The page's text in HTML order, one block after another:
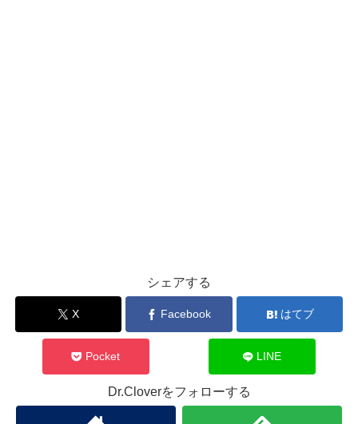
シェアする
X Facebook はてブ
Pocket LINE
Dr.Cloverをフォローする